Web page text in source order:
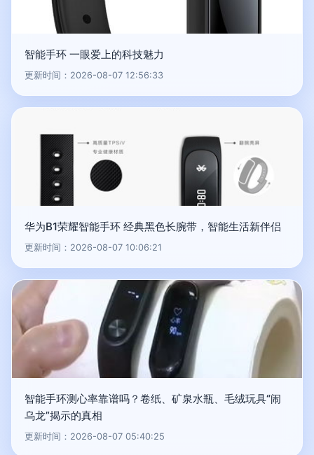
智能手环 一眼爱上的科技魅力
更新时间：2026-08-07 12:56:33
华为B1荣耀智能手环 经典黑色长腕带，智能生活新伴侣
更新时间：2026-08-07 10:06:21
智能手环测心率靠谱吗？卷纸、矿泉水瓶、毛绒玩具“闹
乌龙”揭示的真相
更新时间：2026-08-07 05:40:25